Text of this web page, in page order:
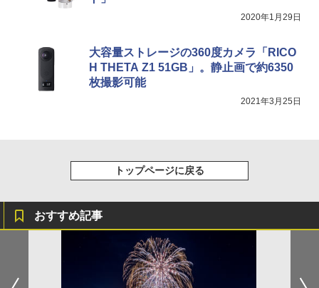
可能 安全ロック付き 高安全性 金属製耐久 コ
ンパクト多機能設計 持ち運び便利 アウトド
ア/オフィス/教育現場/展示会用 緑
2020年1月29日
大容量ストレージの360度カメラ「RICO
H THETA Z1 51GB」。静止画で約6350
枚撮影可能
2021年3月25日
トップページに戻る
おすすめ記事